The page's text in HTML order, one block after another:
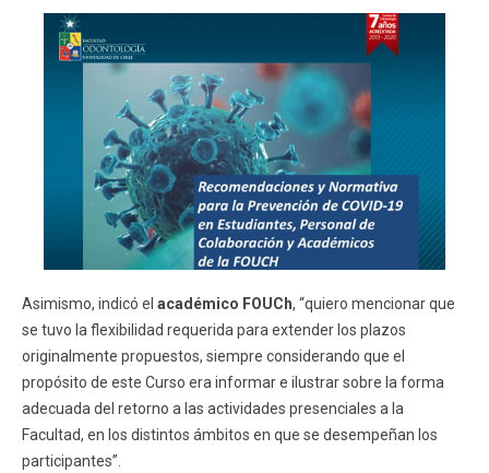
Asimismo, indicó el académico FOUCh, “quiero mencionar que
se tuvo la flexibilidad requerida para extender los plazos
originalmente propuestos, siempre considerando que el
propósito de este Curso era informar e ilustrar sobre la forma
adecuada del retorno a las actividades presenciales a la
Facultad, en los distintos ámbitos en que se desempeñan los
participantes”.